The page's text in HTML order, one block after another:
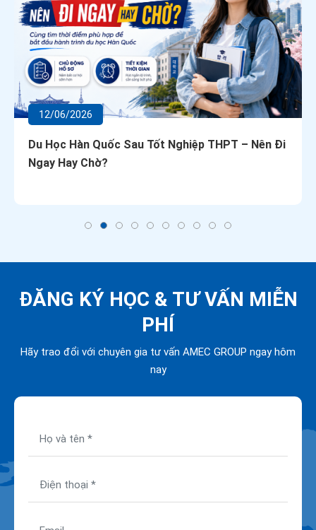
12/06/2026
Du Học Hàn Quốc Sau Tốt Nghiệp THPT – Nên Đi
Ngay Hay Chờ?
ĐĂNG KÝ HỌC & TƯ VẤN MIỄN
PHÍ
Hãy trao đổi với chuyên gia tư vấn AMEC GROUP ngay hôm
nay